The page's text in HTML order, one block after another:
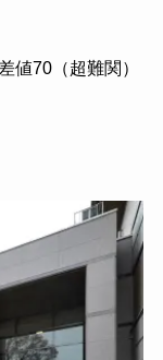
値70（超難関）